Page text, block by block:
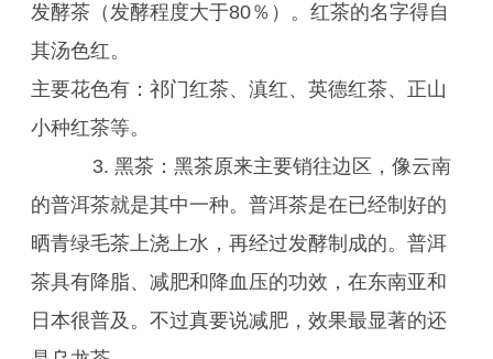
发酵茶（发酵程度大于80％）。红茶的名字得自
其汤色红。
主要花色有：祁门红茶、滇红、英德红茶、正山
小种红茶等。
3. 黑茶：黑茶原来主要销往边区，像云南
的普洱茶就是其中一种。普洱茶是在已经制好的
晒青绿毛茶上浇上水，再经过发酵制成的。普洱
茶具有降脂、减肥和降血压的功效，在东南亚和
日本很普及。不过真要说减肥，效果最显著的还